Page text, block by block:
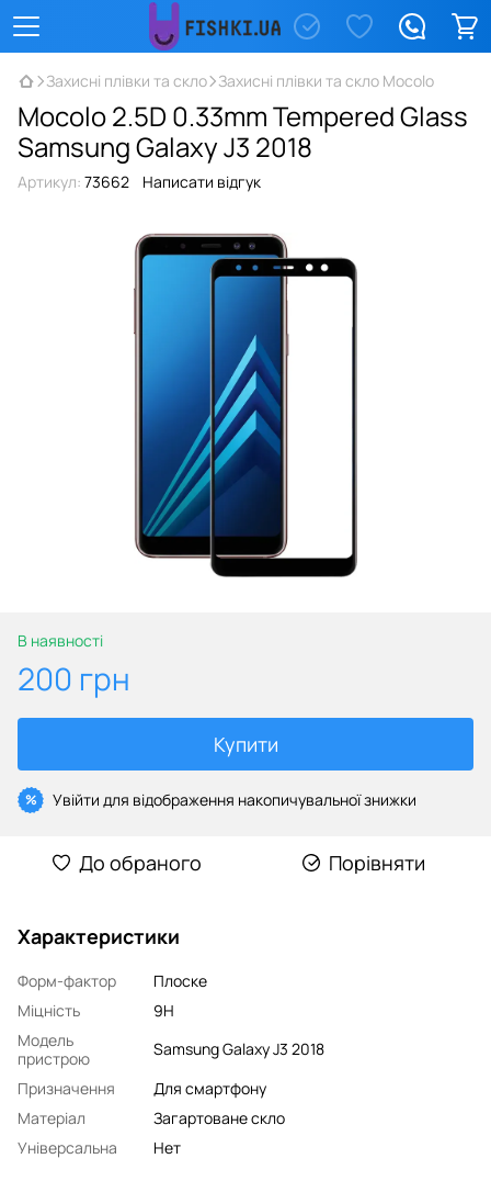
Захисні плівки та скло Захисні плівки та скло Mocolo
Mocolo 2.5D 0.33mm Tempered Glass
Samsung Galaxy J3 2018
Артикул: 73662 Написати відгук
В наявності
200 грн
Купити
% Увійти для відображення накопичувальної знижки
До обраного Порівняти
Характеристики
Форм-фактор
Плоске
Міцність
9H
Модель
пристрою
Samsung Galaxy J3 2018
Призначення
Для смартфону
Матеріал
Загартоване скло
Універсальна
Нет